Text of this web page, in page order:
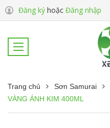
Đăng ký hoặc Đăng nhập
Trang chủ Sơn Samurai
VÀNG ÁNH KIM 400ML